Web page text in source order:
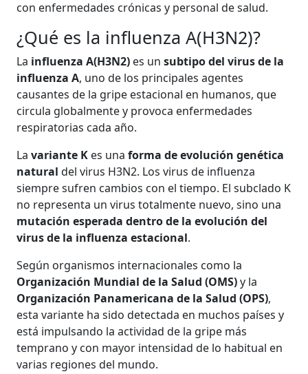
con enfermedades crónicas y personal de salud.
¿Qué es la influenza A(H3N2)?
La influenza A(H3N2) es unsubtipo del virus de la
influenza A, uno de los principales agentes
causantes de la gripe estacional en humanos, que
circula globalmente y provoca enfermedades
respiratorias cada año.
Lavariante K es unaforma de evolución genética
natural del virus H3N2. Los virus de influenza
siempre sufren cambios con el tiempo. El subclado K
no representa un virus totalmente nuevo, sino una
mutación esperada dentro de la evolución del
virus de la influenza estacional.
Según organismos internacionales como la
Organización Mundial de la Salud (OMS)y la
Organización Panamericana de la Salud (OPS),
esta variante ha sido detectada en muchos países y
está impulsando la actividad de la gripe más
temprano y con mayor intensidad de lo habitual en
varias regiones del mundo.